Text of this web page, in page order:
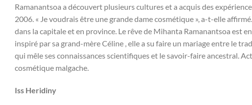
Ramanantsoa a découvert plusieurs cultures et a acquis des
2006. « Je voudrais être une grande dame cosmétique », a-t-elle
dans la capitale et en province. Le rêve de Mihanta Ramanantsoa est
inspiré par sa grand-mère Céline , elle a su faire un mariage entre le
qui mêle ses connaissances scientifiques et le savoir-faire ancestral.
cosmétique malgache.
Iss Heridiny